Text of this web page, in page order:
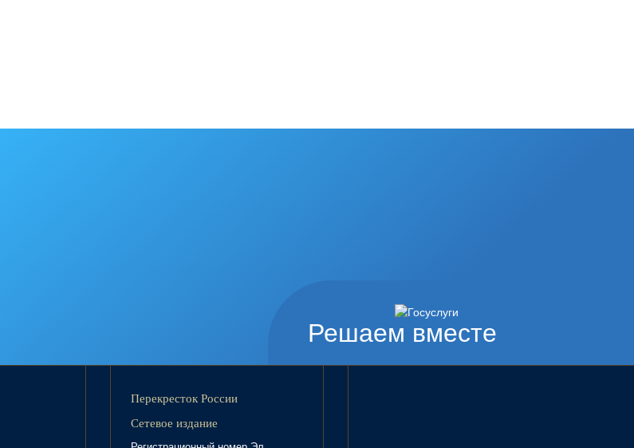
Решаем вместе
Перекресток России
Сетевое издание